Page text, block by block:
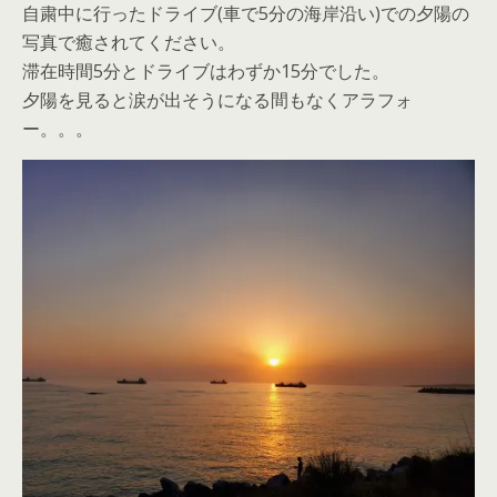
自粛中に行ったドライブ(車で5分の海岸沿い)での夕陽の
写真で癒されてください。
滞在時間5分とドライブはわずか15分でした。
夕陽を見ると涙が出そうになる間もなくアラフォ
ー。。。